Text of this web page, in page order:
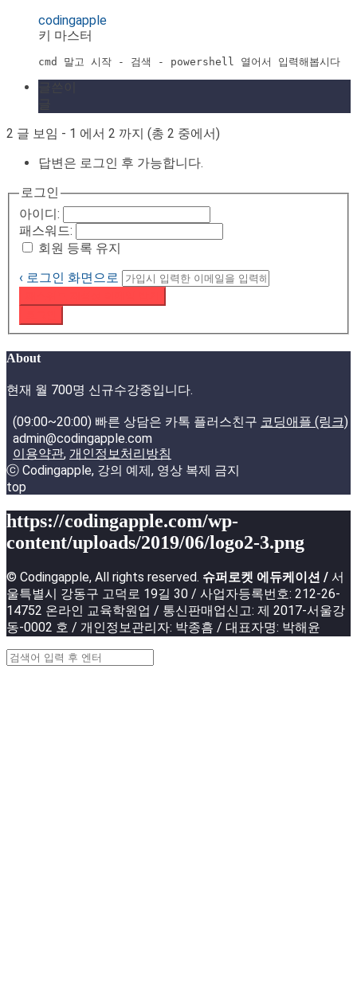
codingapple
키 마스터
cmd 말고 시작 - 검색 - powershell 열어서 입력해봅시다
2 글 보임 - 1 에서 2 까지 (총 2 중에서)
답변은 로그인 후 가능합니다.
로그인
아이디:
패스워드:
회원 등록 유지
‹ 로그인 화면으로
About
현재 월 700명 신규수강중입니다.
(09:00~20:00) 빠른 상담은 카톡 플러스친구 코딩애플 (링크)
admin@codingapple.com
이용약관, 개인정보처리방침
ⓒ Codingapple, 강의 예제, 영상 복제 금지
top
https://codingapple.com/wp-
content/uploads/2019/06/logo2-3.png
© Codingapple, All rights reserved. 슈퍼로켓 에듀케이션 / 서
울특별시 강동구 고덕로 19길 30 / 사업자등록번호: 212-26-
14752 온라인 교육학원업 / 통신판매업신고: 제 2017-서울강
동-0002 호 / 개인정보관리자: 박종흠 / 대표자명: 박해윤